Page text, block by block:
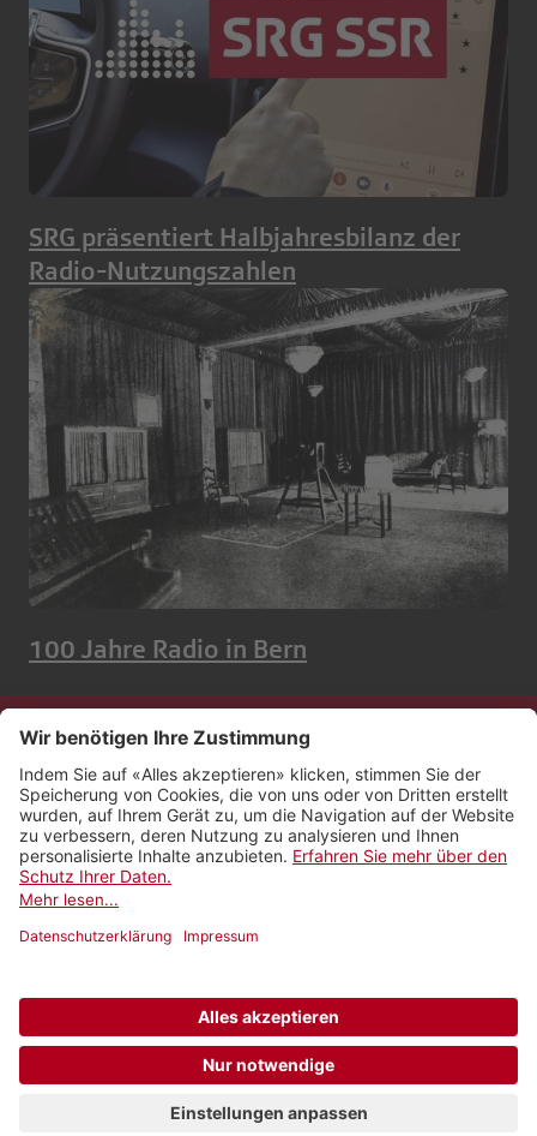
SRG präsentiert Halbjahresbilanz der
Radio-Nutzungszahlen
100 Jahre Radio in Bern
Kontakt
Impressum
Rechtliches
Netiquette
Newsletter abonnieren